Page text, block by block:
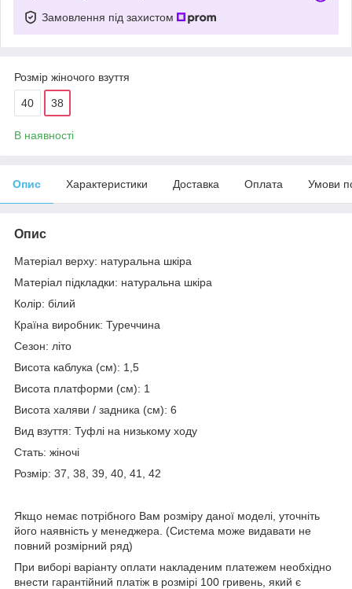
Замовлення під захистом
Розмір жіночого взуття
40 38
В наявності
Опис Характеристики Доставка Оплата Умови
Опис
Матеріал верху: натуральна шкіра
Матеріал підкладки: натуральна шкіра
Колір: білий
Країна виробник: Туреччина
Сезон: літо
Висота каблука (см): 1,5
Висота платформи (см): 1
Висота халяви / задника (см): 6
Вид взуття: Туфлі на низькому ходу
Стать: жіночі
Розмір: 37, 38, 39, 40, 41, 42
Якщо немає потрібного Вам розміру даної моделі, уточніть
його наявність у менеджера. (Система може видавати не
повний розмірний ряд)
При виборі варіанту оплати накладеним платежем необхідно
внести гарантійний платіж в розмірі 100 гривень, який є